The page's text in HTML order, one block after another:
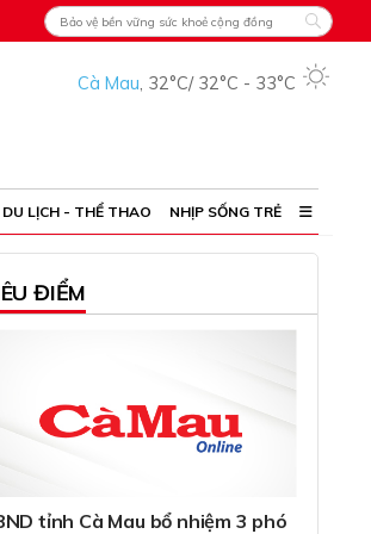
Cà Mau, 32°C/ 32°C - 33°C
DU LỊCH - THỂ THAO NHỊP SỐNG TRẺ
ĐIỂM
tỉnh Cà Mau bổ nhiệm 3 phó